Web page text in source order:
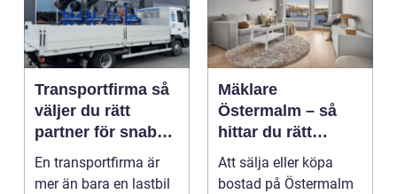
Transportfirma så
väljer du rätt
partner för snabba
och trygga
leveranser
En transportfirma är
mer än bara en lastbil
Mäklare
Östermalm – så
hittar du rätt
kompetens för din
bostadsaffär
Att sälja eller köpa
bostad på Östermalm